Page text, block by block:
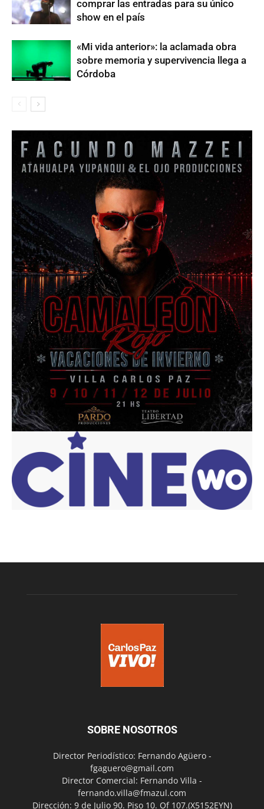
comprar las entradas para su único
show en el país
«Mi vida anterior»: la aclamada obra
sobre memoria y supervivencia llega a
Córdoba
SOBRE NOSOTROS
Director Periodístico: Fernando Agüero -
fgaguero@gmail.com
Director Comercial: Fernando Villa -
fernando.villa@fmazul.com
Dirección: 9 de Julio 90. Piso 10. Of 107.(X5152EYN)